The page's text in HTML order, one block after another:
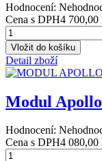
Hodnocení:
Cena s DPH4 700,00
Detail zboží
Modul
Hodnocení:
Cena s DPH4 080,00